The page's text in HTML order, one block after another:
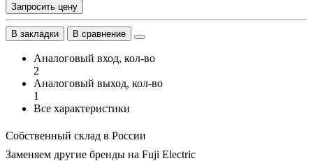
Запросить цену
В закладки В сравнение
Аналоговый вход, кол-во
2
Аналоговый выход, кол-во
1
Все характеристики
Собственный склад в России
Заменяем другие бренды на Fuji Electric